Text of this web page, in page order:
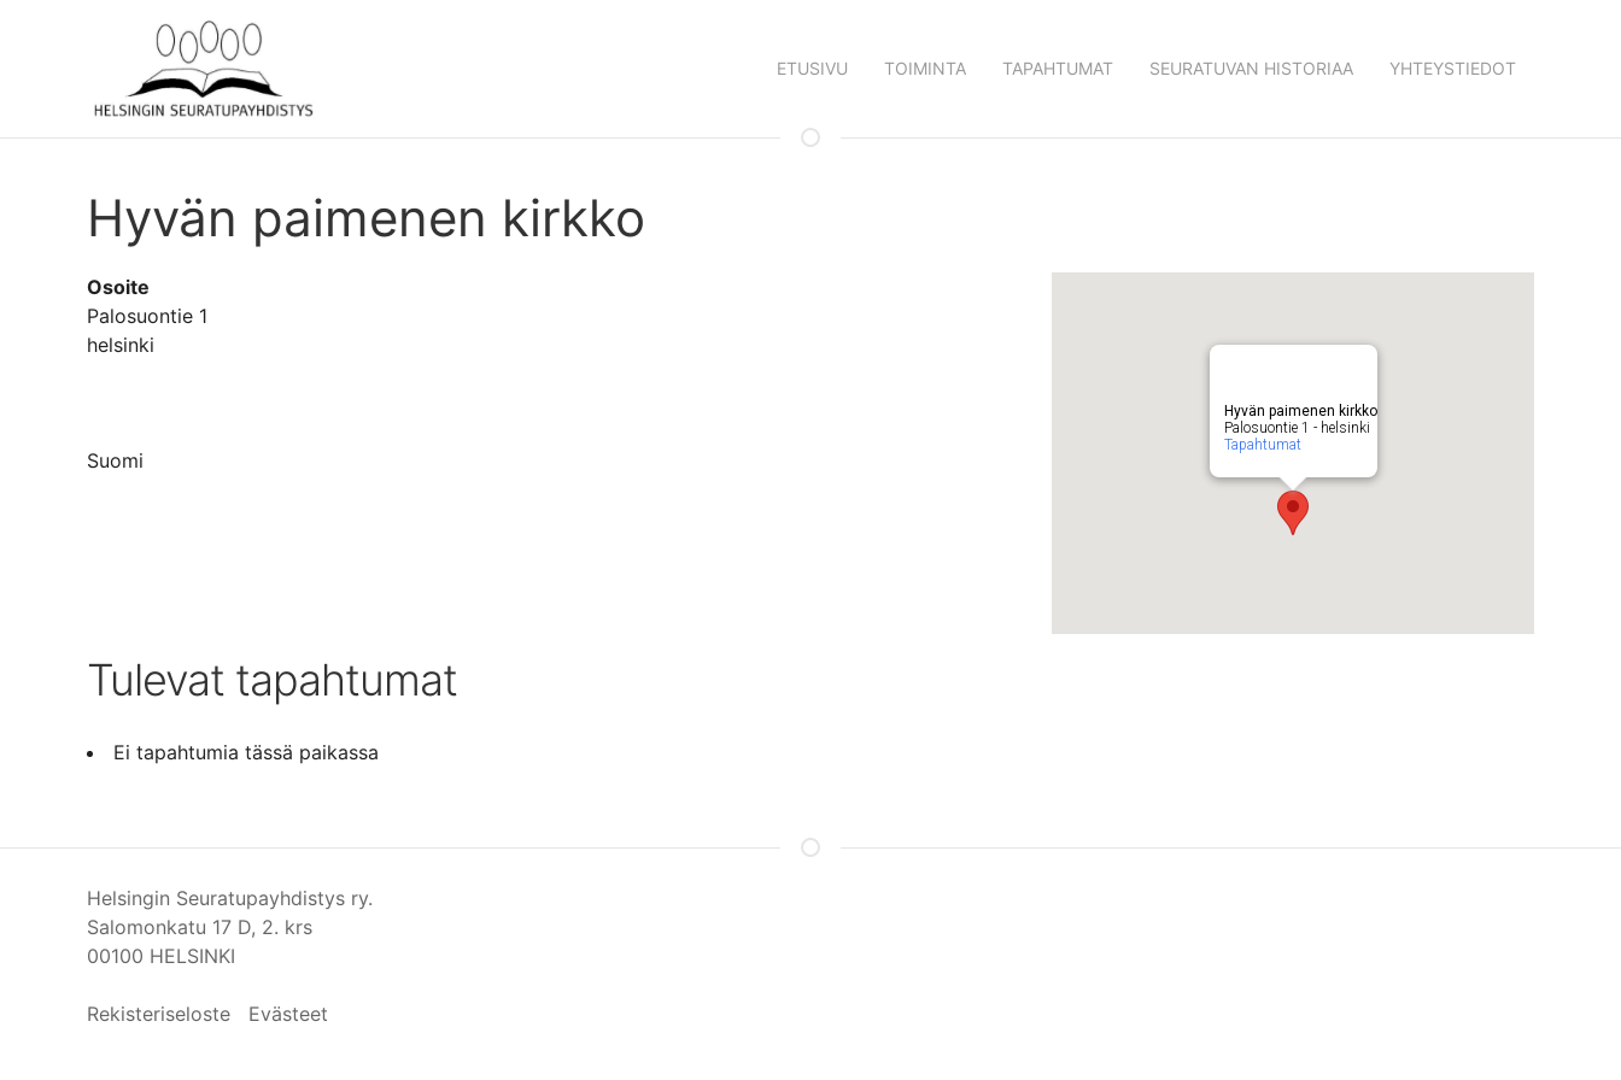
ETUSIVU TOIMINTA TAPAHTUMAT SEURATUVAN HISTORIAA YHTEYSTIEDOT
Hyvän paimenen kirkko
Hyvän paimenen kirkko
Palosuontie 1 - helsinki
Tapahtumat
Osoite
Palosuontie 1
helsinki
Suomi
Tulevat tapahtumat
Ei tapahtumia tässä paikassa
Helsingin Seuratupayhdistys ry.
Salomonkatu 17 D, 2. krs
00100 HELSINKI
Rekisteriseloste Evästeet